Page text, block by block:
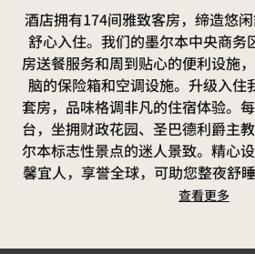
酒店拥有174间雅致客房，缔造悠
舒心入住。我们的墨尔本中央商务
房送餐服务和周到贴心的便利设施
脑的保险箱和空调设施。升级入住
套房，品味格调非凡的住宿体验。
台，坐拥财政花园、圣巴德利爵主
尔本标志性景点的迷人景致。精心
馨宜人，享誉全球，可助您整夜舒
查看更多